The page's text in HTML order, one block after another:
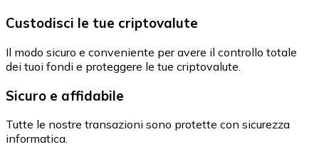
Custodisci le tue criptovalute
Il modo sicuro e conveniente per avere il controllo totale
dei tuoi fondi e proteggere le tue criptovalute.
Sicuro e affidabile
Tutte le nostre transazioni sono protette con sicurezza
informatica.